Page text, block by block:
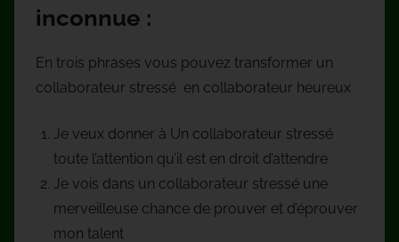
inconnue :
En trois phrases vous pouvez transformer un
collaborateur stressé en collaborateur heureux
Je veux donner à Un collaborateur stressé
toute l’attention qu’il est en droit d’attendre
Je vois dans un collaborateur stressé une
merveilleuse chance de prouver et d’éprouver
mon talent